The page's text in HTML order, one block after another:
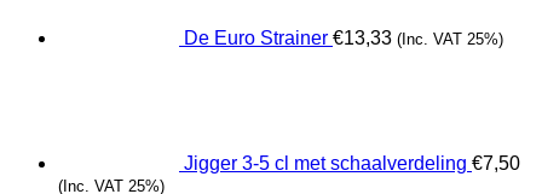
De Euro Strainer €13,33 (Inc. VAT 25%)
Jigger 3-5 cl met schaalverdeling €7,50
(Inc. VAT 25%)